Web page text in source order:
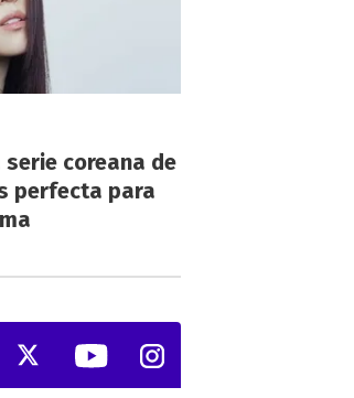
serie coreana de
perfecta para